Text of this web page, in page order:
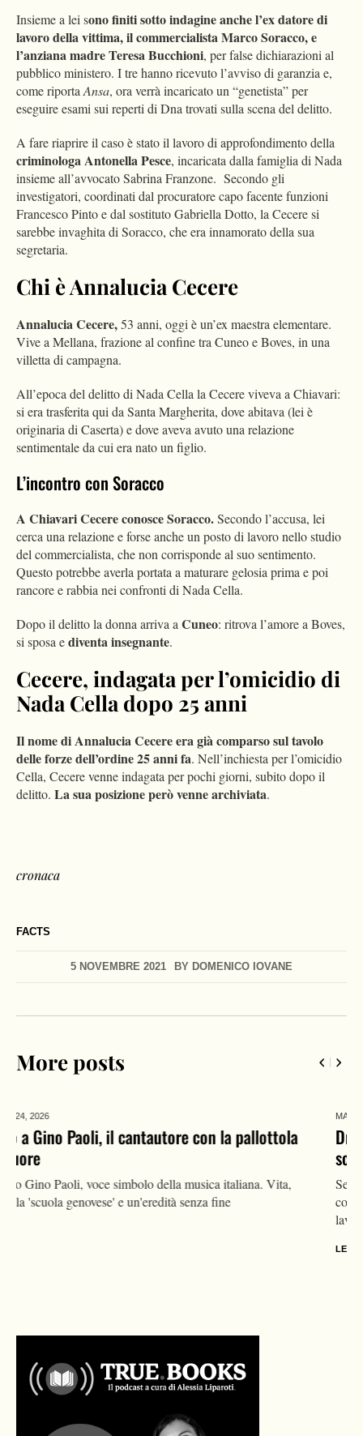
FACTS
5 NOVEMBRE 2021 BY DOMENICO IOVANE
Insieme a lei sono finiti sotto indagine anche l’ex datore di
lavoro della vittima, il commercialista Marco Soracco, e
l’anziana madre Teresa Bucchioni, per false dichiarazioni al
pubblico ministero. I tre hanno ricevuto l’avviso di garanzia e,
come riporta Ansa, ora verrà incaricato un “genetista” per
eseguire esami sui reperti di Dna trovati sulla scena del delitto.
A fare riaprire il caso è stato il lavoro di approfondimento della
criminologa Antonella Pesce, incaricata dalla famiglia di Nada
insieme all’avvocato Sabrina Franzone. Secondo gli
investigatori, coordinati dal procuratore capo facente funzioni
Francesco Pinto e dal sostituto Gabriella Dotto, la Cecere si
sarebbe invaghita di Soracco, che era innamorato della sua
segretaria.
Chi è Annalucia Cecere
Annalucia Cecere,53 anni, oggi è un’ex maestra elementare.
Vive a Mellana, frazione al confine tra Cuneo e Boves, in una
villetta di campagna.
All’epoca del delitto di Nada Cella la Cecere viveva a Chiavari:
si era trasferita qui da Santa Margherita, dove abitava (lei è
originaria di Caserta) e dove aveva avuto una relazione
sentimentale da cui era nato un figlio.
L’incontro con Soracco
A Chiavari Cecere conosce Soracco.Secondo l’accusa, lei
cerca una relazione e forse anche un posto di lavoro nello studio
del commercialista, che non corrisponde al suo sentimento.
Questo potrebbe averla portata a maturare gelosia prima e poi
rancore e rabbia nei confronti di Nada Cella.
Dopo il delitto la donna arriva a Cuneo: ritrova l’amore a Boves,
si sposa ediventa insegnante.
Cecere, indagata per l’omicidio di
Nada Cella dopo 25 anni
Il nome di Annalucia Cecere era già comparso sul tavolo
delle forze dell’ordine 25 anni fa. Nell’inchiesta per l’omicidio
Cella, Cecere venne indagata per pochi giorni, subito dopo il
delitto. La sua posizione però venne archiviata.
cronaca
More posts
MARZO 23,
Dramma sul lavoro a Padova: operaio 22enne
schiacciato da un macchinario a Selvazzano Dentro
Selvazzano Dentro (Padova): operaio 22enne muore in fabbrica,
collega ferito. Accertamenti Spisal sulla sicurezza nel luogo di